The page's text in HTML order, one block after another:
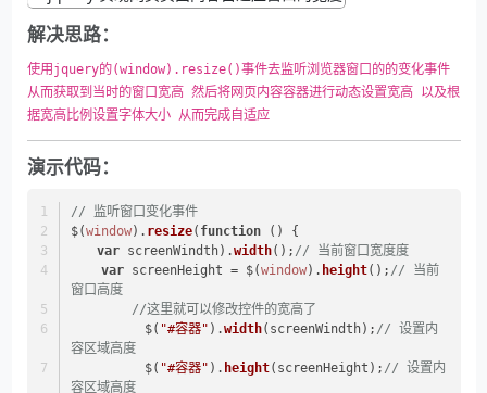
解决思路：
使用jquery的(window).resize()事件去监听浏览器窗口的的变化事件
从而获取到当时的窗口宽高 然后将网页内容容器进行动态设置宽高 以及根
据宽高比例设置字体大小 从而完成自适应
演示代码：
// 监听窗口变化事件
$(window). resize( function ( ) {
var screenWindth).width(); // 当前窗口宽度度
var screenHeight = $(window). height(); // 当前
窗口高度
//这里就可以修改控件的宽高了
	　$(
"#容器" ).width(screenWindth); // 设置内
容区域高度
	　$(
"#容器" ). height(screenHeight); // 设置内
容区域高度